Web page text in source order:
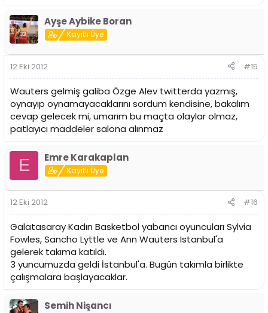
Ayşe Aybike Boran
Kayıtlı Üye
12 Eki 2012 #15
Wauters gelmiş galiba Özge Alev twitterda yazmış,
oynayıp oynamayacaklarını sordum kendisine, bakalım
cevap gelecek mi, umarım bu maçta olaylar olmaz,
patlayıcı maddeler salona alınmaz
E Emre Karakaplan
Kayıtlı Üye
12 Eki 2012 #16
Galatasaray Kadın Basketbol yabancı oyuncuları Sylvia
Fowles, Sancho Lyttle ve Ann Wauters Istanbul'a
gelerek takıma katıldı.
3 yuncumuzda geldi İstanbul'a. Bugün takımla birlikte
çalışmalara başlayacaklar.
Semih Nişancı